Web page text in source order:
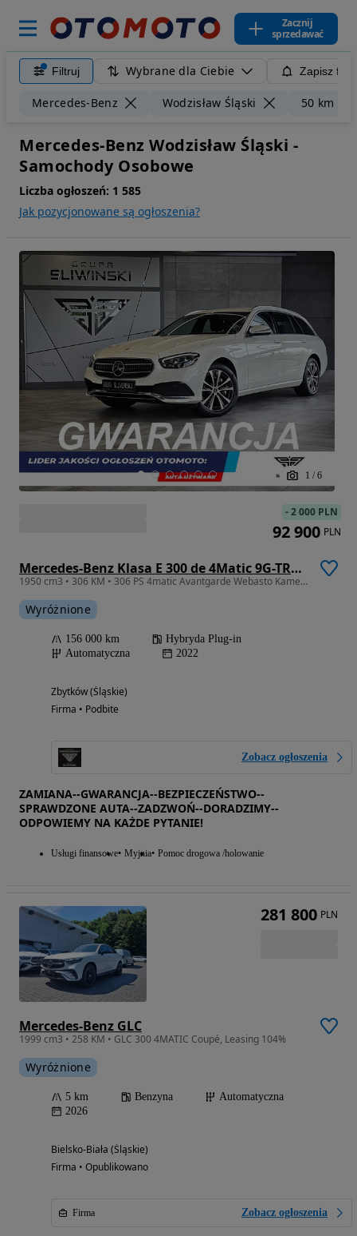
Zacznij
sprzedawać
Filtruj Wybrane dla Ciebie Zapisz
Mercedes-Benz Wodzisław Śląski 50 km
Mercedes-Benz Wodzisław Śląski -
Samochody Osobowe
Liczba ogłoszeń: 1 585
Jak pozycjonowane są ogłoszenia?
1 / 6
Mercedes-Benz Klasa E 300 de 4Matic 9G-TRONIC Avantgarde
1950 cm3 • 306 KM • 306 PS 4matic Avantgarde Webasto Kamera Ambiente Hak 18" ACC FV23%
Wyróżnione
156 000 km
Hybryda Plug-in
Automatyczna
2022
Zbytków (Śląskie)
Firma • Podbite
Zobacz ogłoszenia
ZAMIANA--GWARANCJA--BEZPIECZEŃSTWO--
SPRAWDZONE AUTA--ZADZWOŃ--DORADZIMY--
ODPOWIEMY NA KAŻDE PYTANIE!
Usługi finansowe Myjnia Pomoc drogowa /holowanie
-2 000 PLN
92 900 PLN
Mercedes-Benz GLC
1999 cm3 • 258 KM • GLC 300 4MATIC Coupé, Leasing 104%
Wyróżnione
5 km Benzyna
Automatyczna
2026
Bielsko-Biała (Śląskie)
Firma • Opublikowano
Firma Zobacz ogłoszenia
281 800 PLN